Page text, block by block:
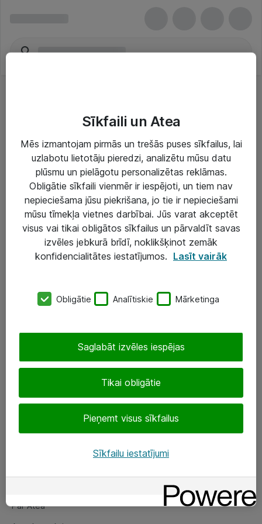
Risinājumi & Pakalpojumi
IT serviss un atbalsts
IT infrastruktūra
Darba vietu IT risinājumi
Serveri un datu centri
SIA „ATEA”
eShop@atea.lv
Sekojiet mums
Par Atea
Par Atea
Sīkfaili un Atea
Mēs izmantojam pirmās un trešās puses sīkfailus, lai
uzlabotu lietotāju pieredzi, analizētu mūsu datu
plūsmu un pielāgotu personalizētas reklāmas.
Obligātie sīkfaili vienmēr ir iespējoti, un tiem nav
nepieciešama jūsu piekrišana, jo tie ir nepieciešami
mūsu tīmekļa vietnes darbībai. Jūs varat akceptēt
visus vai tikai obligātos sīkfailus un pārvaldīt savas
izvēles jebkurā brīdī, noklikšķinot zemāk
konfidencialitātes iestatījumos. Lasīt vairāk
Obligātie Analītiskie Mārketinga
Tikai obligātie
Pieņemt visus sīkfailus
Saglabāt izvēles iespējas
Sīkfailu iestatījumi